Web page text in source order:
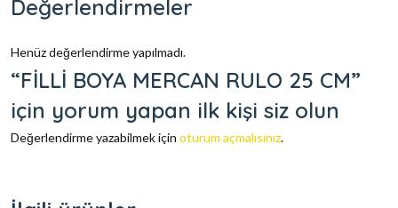
Değerlendirmeler
Henüz değerlendirme yapılmadı.
“FİLLİ BOYA MERCAN RULO 25 CM”
için yorum yapan ilk kişi siz olun
Değerlendirme yazabilmek için oturum açmalısınız.